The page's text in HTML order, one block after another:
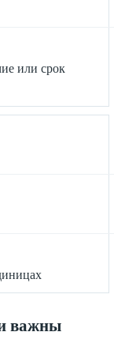
или срок
важны